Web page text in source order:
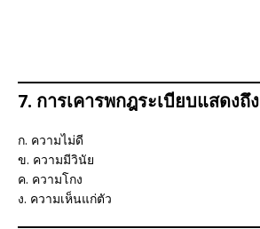
7. การเคารพกฎระเบียบแสดงถึง
ก. ความไม่ดี
ข. ความมีวินัย
ค. ความโกง
ง. ความเห็นแก่ตัว